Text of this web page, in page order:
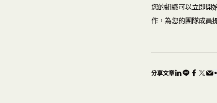
您的組織可以立即
作，為您的團隊成員
分享文章